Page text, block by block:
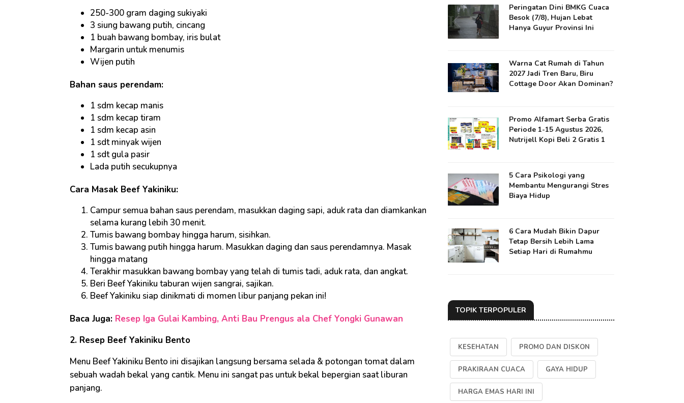
250-300 gram daging sukiyaki
3 siung bawang putih, cincang
1 buah bawang bombay, iris bulat
Margarin untuk menumis
Wijen putih
Bahan saus perendam:
1 sdm kecap manis
1 sdm kecap tiram
1 sdm kecap asin
1 sdt minyak wijen
1 sdt gula pasir
Lada putih secukupnya
Cara Masak Beef Yakiniku:
Campur semua bahan saus perendam, masukkan daging sapi, aduk rata dan diamkankan
selama kurang lebih 30 menit.
Tumis bawang bombay hingga harum, sisihkan.
Tumis bawang putih hingga harum. Masukkan daging dan saus perendamnya. Masak
hingga matang
Terakhir masukkan bawang bombay yang telah di tumis tadi, aduk rata, dan angkat.
Beri Beef Yakiniku taburan wijen sangrai, sajikan.
Beef Yakiniku siap dinikmati di momen libur panjang pekan ini!
Baca Juga: Resep Iga Gulai Kambing, Anti Bau Prengus ala Chef Yongki Gunawan
2. Resep Beef Yakiniku Bento
Menu Beef Yakiniku Bento ini disajikan langsung bersama selada & potongan tomat dalam
sebuah wadah bekal yang cantik. Menu ini sangat pas untuk bekal bepergian saat liburan
panjang.
Peringatan Dini BMKG Cuaca
Besok (7/8), Hujan Lebat
Hanya Guyur Provinsi Ini
Warna Cat Rumah di Tahun
2027 Jadi Tren Baru, Biru
Cottage Door Akan Dominan?
Promo Alfamart Serba Gratis
Periode 1-15 Agustus 2026,
Nutrijell Kopi Beli 2 Gratis 1
5 Cara Psikologi yang
Membantu Mengurangi Stres
Biaya Hidup
6 Cara Mudah Bikin Dapur
Tetap Bersih Lebih Lama
Setiap Hari di Rumahmu
TOPIK TERPOPULER
KESEHATAN PROMO DAN DISKON
PRAKIRAAN CUACA GAYA HIDUP
HARGA EMAS HARI INI